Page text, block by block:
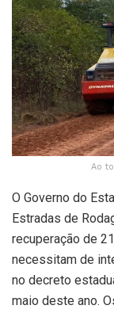
Ao
O Governo do
Estradas de
recuperação de
necessitam de
no decreto
maio deste ano.